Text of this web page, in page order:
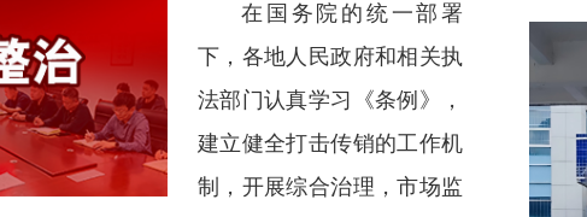
在国务院的统一部署
下，各地人民政府和相关执
法部门认真学习《条例》，
建立健全打击传销的工作机
制，开展综合治理，市场监